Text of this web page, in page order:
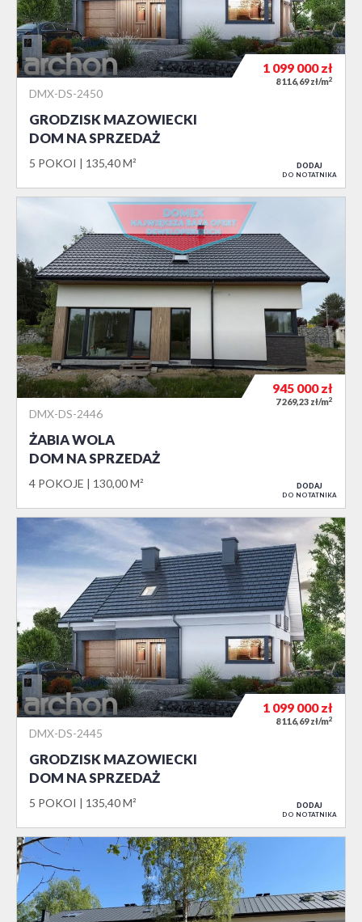
DMX-DS-2450
GRODZISK MAZOWIECKI
DOM NA SPRZEDAŻ
5 POKOI 135,40 M²
1 099 000zł
8 116,69 zł/m2
DODAJ
DO NOTATNIKA
DMX-DS-2446
ŻABIA WOLA
DOM NA SPRZEDAŻ
4 POKOJE 130,00 M²
945 000zł
7 269,23 zł/m2
DODAJ
DO NOTATNIKA
DMX-DS-2445
GRODZISK MAZOWIECKI
DOM NA SPRZEDAŻ
5 POKOI 135,40 M²
1 099 000zł
8 116,69 zł/m2
DODAJ
DO NOTATNIKA